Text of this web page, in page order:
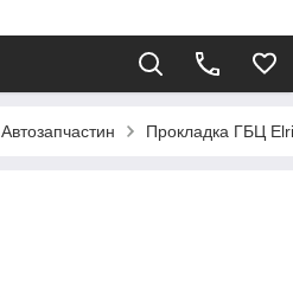
Автозапчастин Прокладка ГБЦ